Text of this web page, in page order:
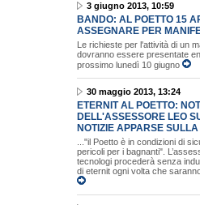
3 giugno 2013, 10:59
BANDO: AL POETTO 15
ASSEGNARE PER
Le richieste per l'attività di un
dovranno essere presentate
prossimo lunedì 10 giugno
30 maggio 2013, 13:24
ETERNIT AL POETTO:
DELL'ASSESSORE LEO
NOTIZIE APPARSE SULLA
..."il Poetto è in condizioni di
pericoli per i bagnanti".
tecnologi procederà senza
di eternit ogni volta che